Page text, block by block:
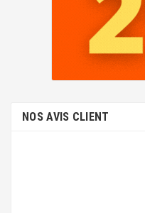
NOS AVIS CLIENT